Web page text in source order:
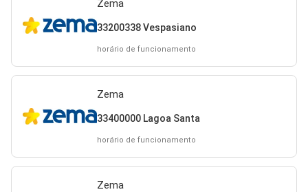
Zema
33200338 Vespasiano
horário de funcionamento
Zema
33400000 Lagoa Santa
horário de funcionamento
Zema